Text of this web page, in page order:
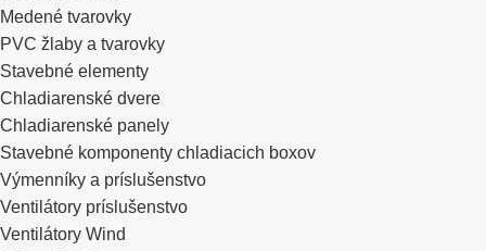
Medené tvarovky
PVC žlaby a tvarovky
Stavebné elementy
Chladiarenské dvere
Chladiarenské panely
Stavebné komponenty chladiacich boxov
Výmenníky a príslušenstvo
Ventilátory príslušenstvo
Ventilátory Wind